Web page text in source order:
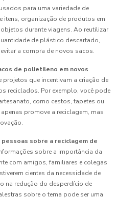
para uma variedade de
itens, organização de produtos em
durante viagens. Ao reutilizar
de plástico descartado,
a compra de novos sacos.
de polietileno em novos
projetos que incentivam a criação de
reciclados. Por exemplo, você pode
como cestos, tapetes ou
promove a reciclagem, mas
sobre a reciclagem de
sobre a importância da
com amigos, familiares e colegas
cientes da necessidade de
na redução do desperdício de
sobre o tema pode ser uma